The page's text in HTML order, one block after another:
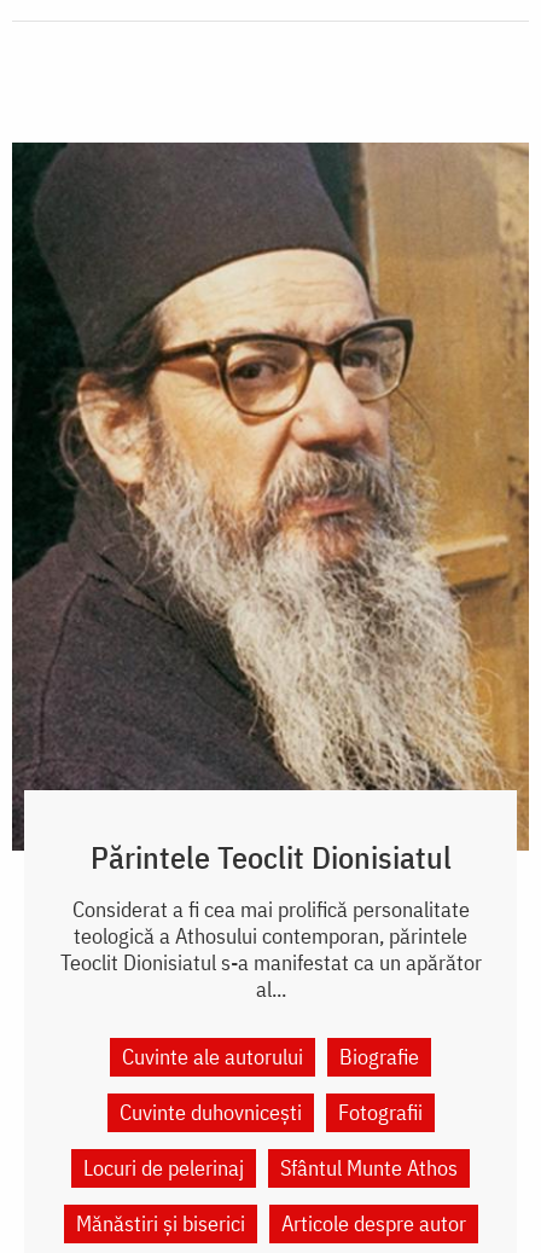
Părintele Teoclit Dionisiatul
Considerat a fi cea mai prolifică personalitate
teologică a Athosului contemporan, părintele
Teoclit Dionisiatul s-a manifestat ca un apărător
al...
Cuvinte ale autorului
Biografie
Cuvinte duhovnicești
Fotografii
Locuri de pelerinaj
Sfântul Munte Athos
Mănăstiri și biserici
Articole despre autor